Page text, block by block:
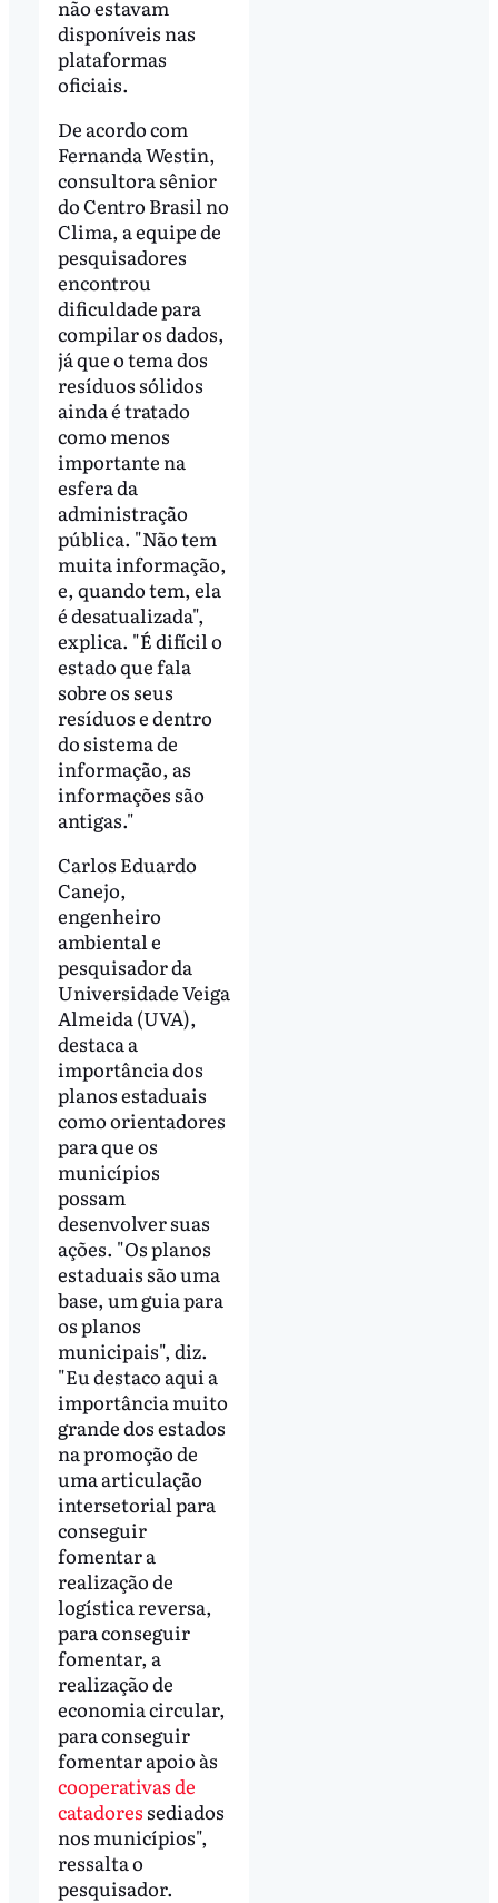
não estavam
disponíveis nas
plataformas
oficiais.
De acordo com
Fernanda Westin,
consultora sênior
do Centro Brasil no
Clima, a equipe de
pesquisadores
encontrou
dificuldade para
compilar os dados,
já que o tema dos
resíduos sólidos
ainda é tratado
como menos
importante na
esfera da
administração
pública. "Não tem
muita informação,
e, quando tem, ela
é desatualizada",
explica. "É difícil o
estado que fala
sobre os seus
resíduos e dentro
do sistema de
informação, as
informações são
antigas."
Carlos Eduardo
Canejo,
engenheiro
ambiental e
pesquisador da
Universidade Veiga
Almeida (UVA),
destaca a
importância dos
planos estaduais
como orientadores
para que os
municípios
possam
desenvolver suas
ações. "Os planos
estaduais são uma
base, um guia para
os planos
municipais", diz.
"Eu destaco aqui a
importância muito
grande dos estados
na promoção de
uma articulação
intersetorial para
conseguir
fomentar a
realização de
logística reversa,
para conseguir
fomentar, a
realização de
economia circular,
para conseguir
fomentar apoio às
cooperativas de
catadores sediados
nos municípios",
ressalta o
pesquisador.